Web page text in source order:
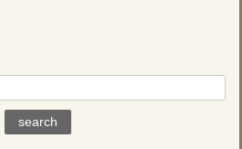
search